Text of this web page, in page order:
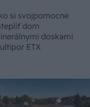
si svojpomocne
dom
doskami
ETX